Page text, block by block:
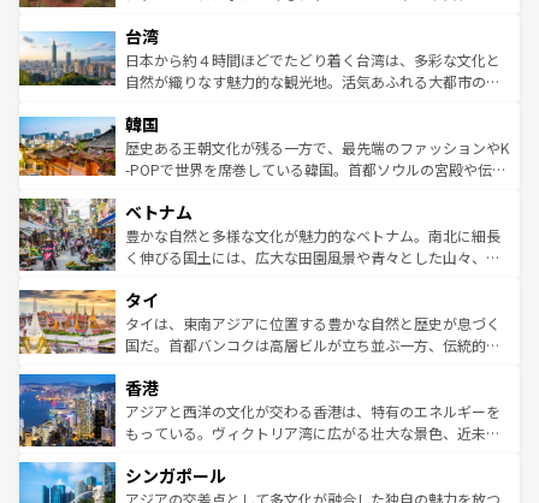
ならではの贅沢な旅のスタイルだ。 なお、新着のアメリカ
情報はコンテンツ一覧を参照してほしい。
れるおもてなしの心で訪れる人々を迎えてくれるハワイの
人々、おいしいローカルフードやハワイアンミュージッ
ク、伝統的なフラダンスなど、すべてがハワイの魅力を彩
ワイを、存分に味わってほしい。 なお、新着のハワイ情報
はコンテンツ一覧を参照してほしい。
リアリーフや大陸中央部にそびえるウルル（エアーズロッ
ク）、タスマニアの美しい原生林やケアンズの熱帯雨林な
ど、見どころがたくさん。また、カフェやワイン、オージ
いる。アクティビティも充実しており、サーフィンやダイ
ビング、ハイキングなど、アウトドア好きにはたまらな
い。オーストラリアの多彩な魅力を存分に味わいつくそ
参照してほしい。
台湾
日本から約４時間ほどでたどり着く台湾は、多彩な文化と
自然が織りなす魅力的な観光地。活気あふれる大都市の台
ン）、静ひつな山岳地帯である台湾東部など、都市の喧騒
と山間の静けさが共存しており、訪れる人に新しい発見と
驚きをもたらしてくれる。また、奥深い台湾の食文化も魅
容にもいいと評判のスイーツなど、バラエティ豊かな料理
が味わえる。 なお、新着の台湾情報は コンテンツ一覧を参
照してほしい。
韓国
歴史ある王朝文化が残る一方で、最先端のファッションやK
-POPで世界を席巻している韓国。首都ソウルの宮殿や伝統
き、地方に足を延ばせば四季折々の自然美を楽しむことが
できる。そして、キムチや焼肉、絶品のストリートフード
まで、さまざまな韓国料理が待っている。夜には、韓国な
リティに包まれながら、韓国の多彩な魅力を心ゆくまで味
わってみてほしい。 なお、新着の韓国情報はコンテンツ一
覧を参照してほしい。
ベトナム
豊かな自然と多様な文化が魅力的なベトナム。南北に細長
く伸びる国土には、広大な田園風景や青々とした山々、世
急速な発展と共に伝統が息づく。ハノイの古い町並みやホ
ーチミン市のフランス統治時代の建物も、独特の雰囲気を
醸し出している。また、バラエティの豊かさとおいしさで
とつ。フォーやバインミー、ベトナムコーヒーなどは、ぜ
ひ現地で味わいたい。どの地域を訪れてもあたたかい人々
が旅行者を迎えてくれるので、きっと忘れられない旅にな
参照してほしい。
タイ
タイは、東南アジアに位置する豊かな自然と歴史が息づく
国だ。首都バンコクは高層ビルが立ち並ぶ一方、伝統的な
の活気が交差している。北部ではチェンマイなどの山岳地
帯で自然と触れ合い、南部ではプーケットやクラビの美し
いビーチでリゾート気分を楽しむことができる。タイ料理
激する。気候は一年中温暖で、どの季節にも異なる楽しみ
が待っている。親しみやすいタイの人々、仏教を中心とし
香港
アジアと西洋の文化が交わる香港は、特有のエネルギーを
もっている。ヴィクトリア湾に広がる壮大な景色、近未来
み、どこを訪れても感動するはず。観光スポットが密集し
ており、効率よく見どころを回れるのも魅力。息をのむよ
シンガポール
アジアの交差点として多文化が融合した独自の魅力を放つ